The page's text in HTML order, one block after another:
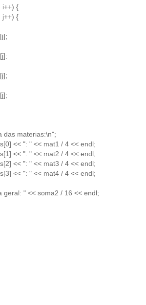
i++) {
j++) {
das materias:\n";
<< ": " << mat1 / 4 << endl;
<< ": " << mat2 / 4 << endl;
<< ": " << mat3 / 4 << endl;
<< ": " << mat4 / 4 << endl;
geral: " << soma2 / 16 << endl;